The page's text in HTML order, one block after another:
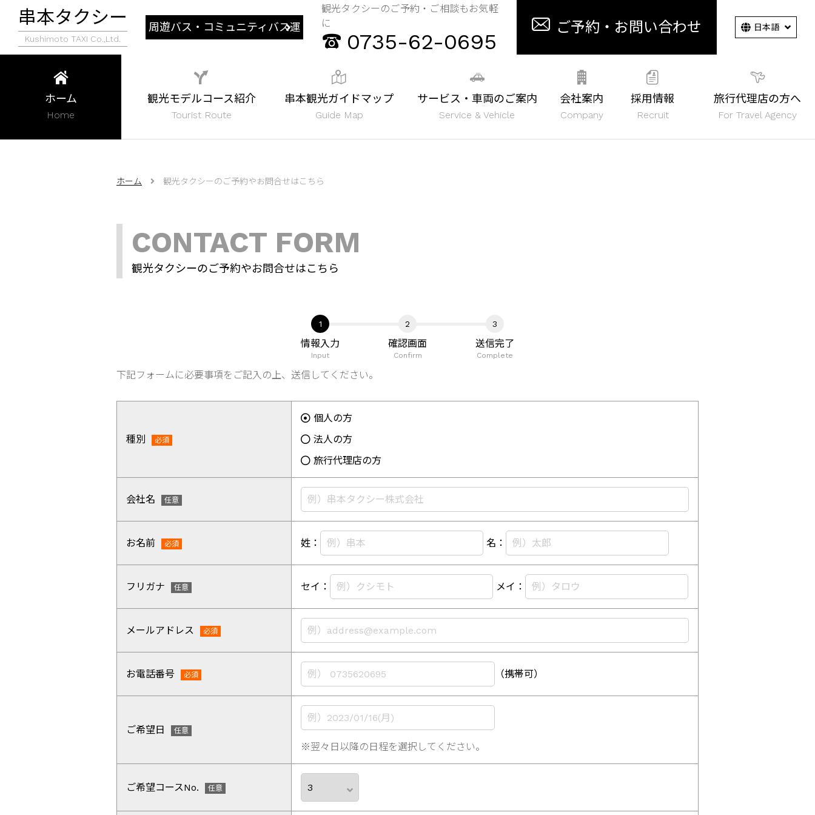
串本タクシー
Kushimoto TAXI Co.,Ltd.
周遊バス・コミュニティバス運
観光タクシーのご予約・ご相談もお気軽
に
0735-62-0695
ご予約・お問い合わせ
ホーム
Home
観光モデルコース紹介
Tourist Route
串本観光ガイドマップ
Guide Map
サービス・車両のご案内
Service & Vehicle
会社案内
Company
採用情報
Recruit
旅行代理店の方へ
For Travel Agency
ホーム 観光タクシーのご予約やお問合せはこちら
CONTACT FORM
観光タクシーのご予約やお問合せはこちら
情報入力
Input
確認画面
Confirm
送信完了
Complete
下記フォームに必要事項をご記入の上、送信してください。
種別
個人の方
法人の方
旅行代理店の方
会社名
お名前 姓： 名：
フリガナ セイ： メイ：
メールアドレス
お電話番号 （携帯可）
ご希望日
※翌々日以降の日程を選択してください。
ご希望コースNo.